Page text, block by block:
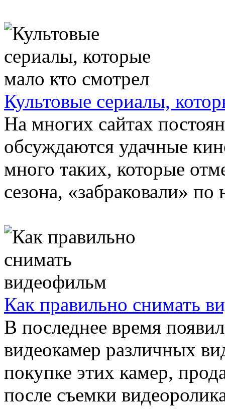
Культовые сериалы,
На многих сайтах
обсуждаются удачные
много таких, которые
сезона, «забраковали»
Как правильно снимать
В последнее время
видеокамер различных
покупке этих камер,
после съемки